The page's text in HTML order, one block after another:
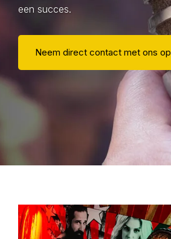
een succes.
Neem direct contact met ons op